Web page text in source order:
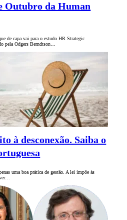
Outubro da Human
de capa vai para o estudo HR Strategic
pela Odgers Berndtson…
à desconexão. Saiba o
uma boa prática de gestão. A lei impõe às